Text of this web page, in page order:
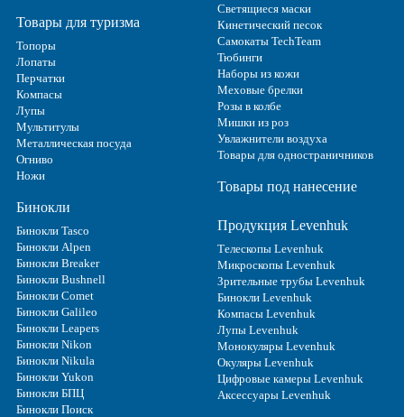
Товары для туризма
Топоры
Лопаты
Перчатки
Компасы
Лупы
Мультитулы
Металлическая посуда
Огниво
Ножи
Бинокли
Бинокли Tasco
Бинокли Alpen
Бинокли Breaker
Бинокли Bushnell
Бинокли Comet
Бинокли Galileo
Бинокли Leapers
Бинокли Nikon
Бинокли Nikula
Бинокли Yukon
Бинокли БПЦ
Бинокли Поиск
Светящиеся маски
Кинетический песок
Самокаты TechTeam
Тюбинги
Наборы из кожи
Меховые брелки
Розы в колбе
Мишки из роз
Увлажнители воздуха
Товары для одностраничников
Товары под нанесение
Продукция Levenhuk
Телескопы Levenhuk
Микроскопы Levenhuk
Зрительные трубы Levenhuk
Бинокли Levenhuk
Компасы Levenhuk
Лупы Levenhuk
Монокуляры Levenhuk
Окуляры Levenhuk
Цифровые камеры Levenhuk
Аксессуары Levenhuk